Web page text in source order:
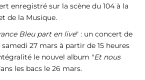
enregistré sur la scène du 104 à la
de la Musique.
Bleu part en live" : un concert de
samedi 27 mars à partir de 15 heures
le nouvel album "Et nous
les bacs le 26 mars.